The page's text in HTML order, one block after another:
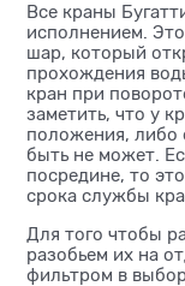
Все краны
исполнением.
шар, который
прохождения
кран при
заметить, что у
положения, либо
быть не может.
посредине, то
срока службы
Для того чтобы
разобьем их на
фильтром в